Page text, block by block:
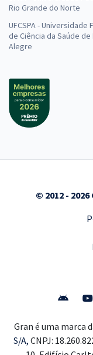
Rio Grande do Norte
UFCSPA - Universidade
de Ciência da Saúde
Alegre
© 2012 -
Gran é uma marca
S/A, CNPJ: